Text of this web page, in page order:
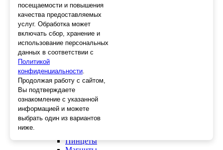
Слесарный инструмент
Болторезы
Длинногубцы
Круглогубцы
Тонкогубцы, утконосы
Бокорезы
Молотки
Головки
Зенкера, бородки, кернеры
Керны
Патроны, переходники
Стопорные кольца
Пинцеты
посещаемости и повышения
качества предоставляемых
услуг. Обработка может
включать сбор, хранение и
использование персональных
данных в соответствии с
Политикой
конфиденциальности.
Продолжая работу с сайтом,
Вы подтверждаете
ознакомление с указанной
информацией и можете
выбрать один из вариантов
ниже.